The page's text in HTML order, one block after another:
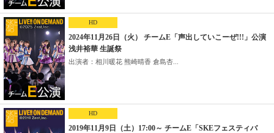
HD
2024年11月26日（火） チームE「声出していこーぜ!!!」公演
浅井裕華 生誕祭
出演者：相川暖花 熊崎晴香 倉島杏...
HD
2019年11月9日（土）17:00～ チームE「SKEフェスティバ